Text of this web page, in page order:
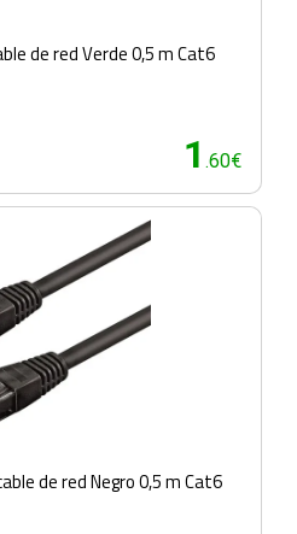
de red Verde 0,5 m Cat6
1 .60€
de red Negro 0,5 m Cat6